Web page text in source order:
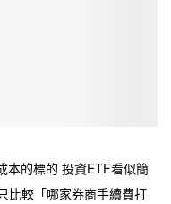
本的標的 投資ETF看似簡
比較「哪家券商手續費打